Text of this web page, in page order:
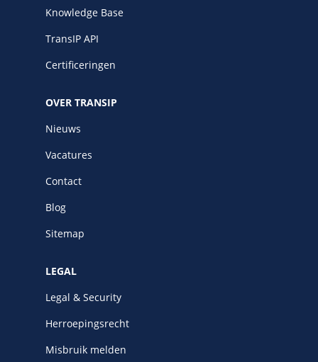
Knowledge Base
TransIP API
Certificeringen
OVER TRANSIP
Nieuws
Vacatures
Contact
Blog
Sitemap
LEGAL
Legal & Security
Herroepingsrecht
Misbruik melden